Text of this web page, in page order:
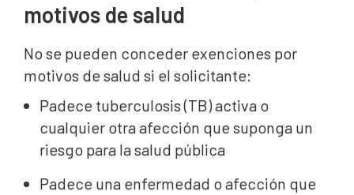
motivos de salud
No se pueden conceder exenciones por
motivos de salud si el solicitante:
Padece tuberculosis (TB) activa o
cualquier otra afección que suponga un
riesgo para la salud pública
Padece una enfermedad o afección que